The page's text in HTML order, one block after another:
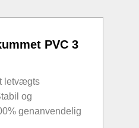
PVC 3
letvægts
og
genanvendelig